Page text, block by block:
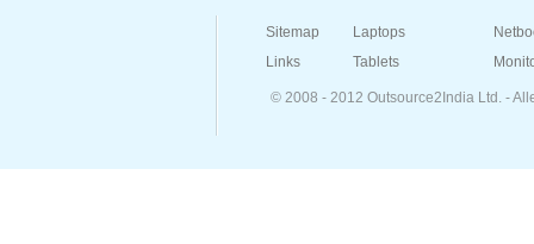
Sitemap Laptops
Links
Tablets
© 2008 - 2012 Outsource2India Ltd. -